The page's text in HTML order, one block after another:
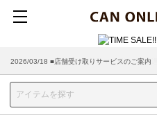
2026/03/18 ■店舗受け取りサービスのご案内